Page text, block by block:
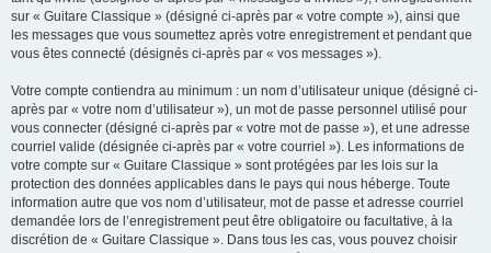
sur « Guitare Classique » (désigné ci-après par « votre compte »), ainsi que
les messages que vous soumettez après votre enregistrement et pendant que
vous êtes connecté (désignés ci-après par « vos messages »).
Votre compte contiendra au minimum : un nom d’utilisateur unique (désigné ci-
après par « votre nom d’utilisateur »), un mot de passe personnel utilisé pour
vous connecter (désigné ci-après par « votre mot de passe »), et une adresse
courriel valide (désignée ci-après par « votre courriel »). Les informations de
votre compte sur « Guitare Classique » sont protégées par les lois sur la
protection des données applicables dans le pays qui nous héberge. Toute
information autre que vos nom d’utilisateur, mot de passe et adresse courriel
demandée lors de l’enregistrement peut être obligatoire ou facultative, à la
discrétion de « Guitare Classique ». Dans tous les cas, vous pouvez choisir